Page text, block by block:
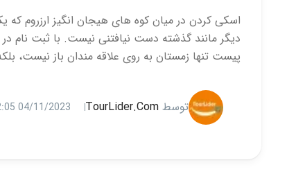
اسکی کردن در میان کوه های هیجان انگیز ارزروم
دیگر مانند گذشته دست نیافتنی نیست. با ثبت نام
پیست تنها زمستان به روی علاقه مندان باز نیست،
توسط 04/11/2023 12:05 ب.ظ